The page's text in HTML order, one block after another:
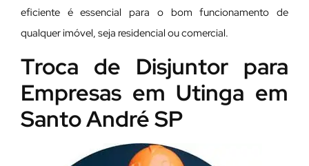
eficiente é essencial para o bom funcionamento de
qualquer imóvel, seja residencial ou comercial.
Troca de Disjuntor para
Empresas em Utinga em
Santo André SP